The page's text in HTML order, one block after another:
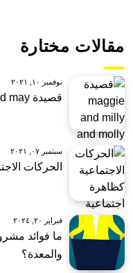
مقالات مختارة
نوفمبر ١٠, ٢٠٢١
قصيدة maggie and milly and molly and may
سبتمبر ٠٧, ٢٠٢١
الحركات
فبراير ٢٠, ٢٠٢٤
ما فوائد
والمعدة؟